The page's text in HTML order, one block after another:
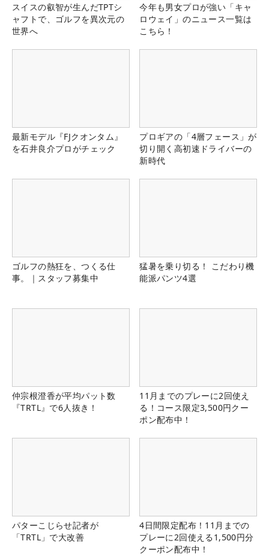
スイスの叡智が生んだTPTシ
ャフトで、ゴルフを異次元の
世界へ
今年も男女プロが強い「キャ
ロウェイ」のニュース一覧は
こちら！
最新モデル『FJクオンタム』
を石井良介プロがチェック
プロギアの「4層フェース」が
切り開く高初速ドライバーの
新時代
ゴルフの熱狂を、つくる仕
事。｜スタッフ募集中
猛暑を乗り切る！ こだわり機
能派パンツ4選
仲宗根澄香が平均パット数
『TRTL』で6人抜き！
11月までのプレーに2回使え
る！コース限定3,500円クー
ポン配布中！
パターこじらせ記者が
「TRTL」で大改善
4日間限定配布！11月までの
プレーに2回使える1,500円分
クーポン配布中！